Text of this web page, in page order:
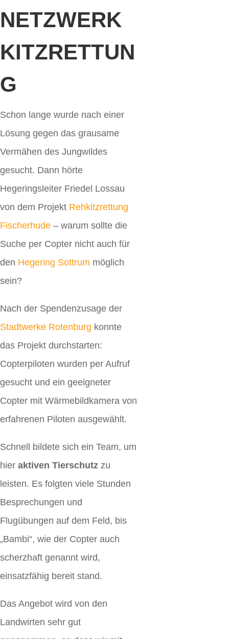
NETZWERK
KITZRETTUN
G
Schon lange wurde nach einer
Lösung gegen das grausame
Vermähen des Jungwildes
gesucht. Dann hörte
Hegeringsleiter Friedel Lossau
von dem Projekt Rehkitzrettung
Fischerhude – warum sollte die
Suche per Copter nicht auch für
den Hegering Sottrum möglich
sein?
Nach der Spendenzusage der
Stadtwerke Rotenburg konnte
das Projekt durchstarten:
Copterpiloten wurden per Aufruf
gesucht und ein geeigneter
Copter mit Wärmebildkamera von
erfahrenen Piloten ausgewählt.
Schnell bildete sich ein Team, um
hier aktiven Tierschutz zu
leisten. Es folgten viele Stunden
Besprechungen und
Flugübungen auf dem Feld, bis
„Bambi“, wie der Copter auch
scherzhaft genannt wird,
einsatzfähig bereit stand.
Das Angebot wird von den
Landwirten sehr gut